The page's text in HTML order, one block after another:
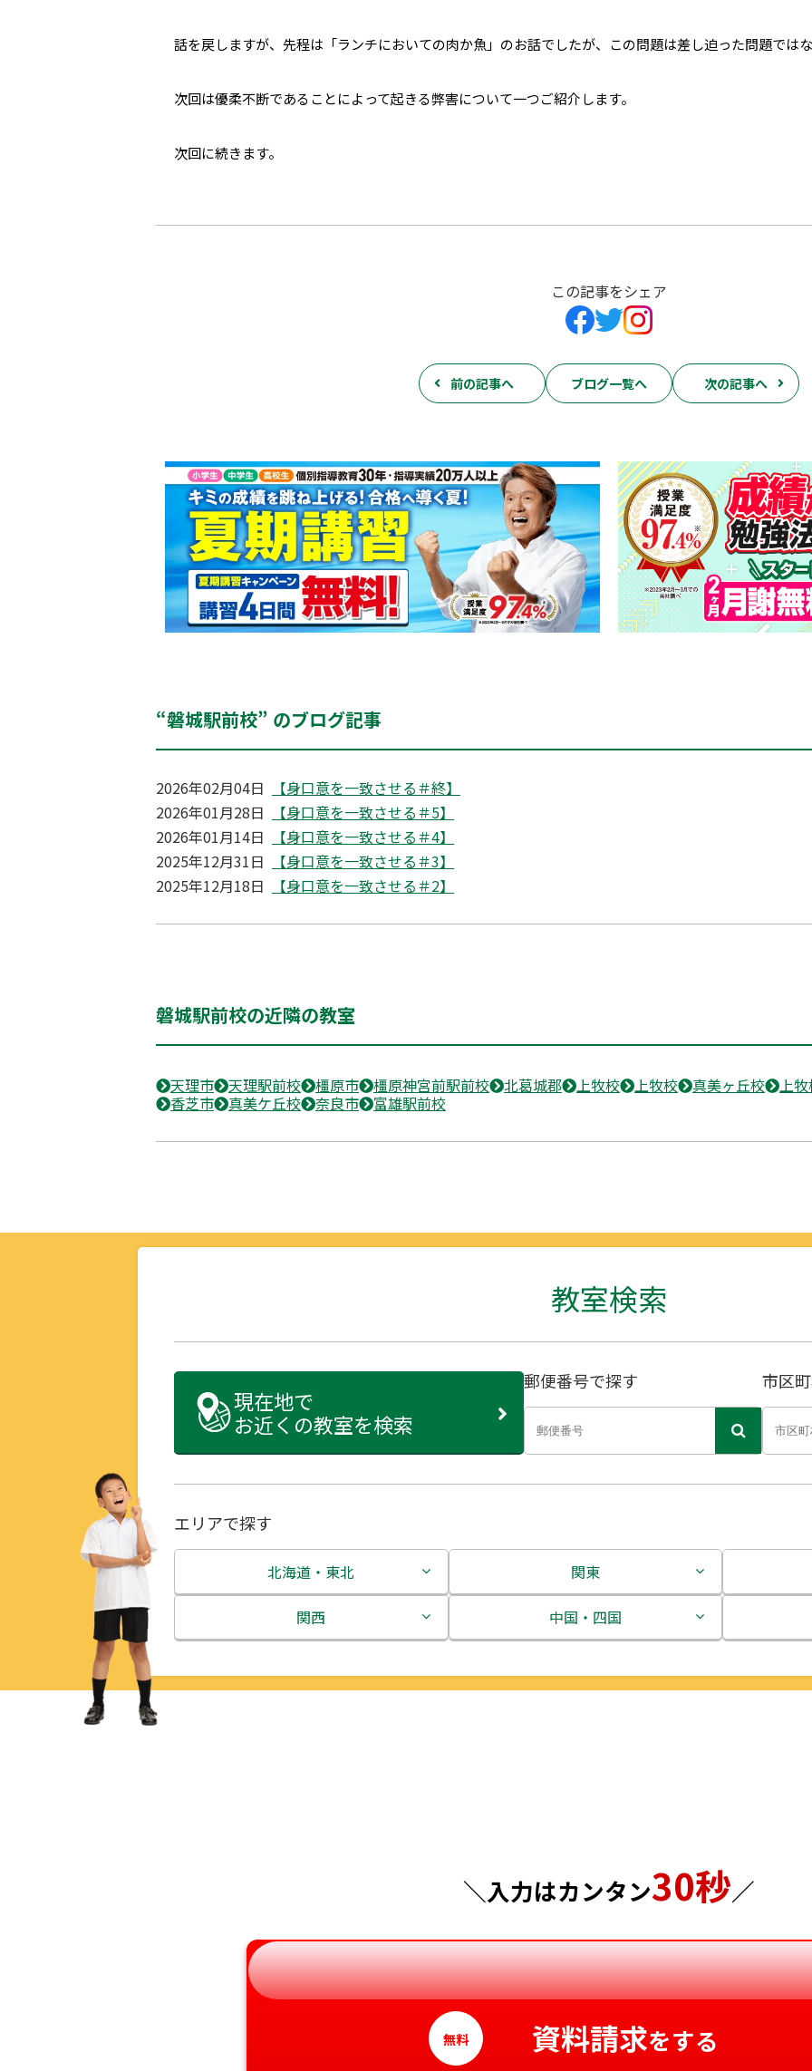
話を戻しますが、先程は「ランチにおいての肉か魚」のお話でしたが、この問題は差し迫った問題では
次回は優柔不断であることによって起きる弊害について一つご紹介します。
次回に続きます。
この記事をシェア
前の記事へ ブログ一覧へ 次の記事へ
“磐城駅前校” のブログ記事
2026年02月04日
【身口意を一致させる＃終】
2026年01月28日
【身口意を一致させる＃5】
2026年01月14日
【身口意を一致させる＃4】
2025年12月31日
【身口意を一致させる＃3】
2025年12月18日
【身口意を一致させる＃2】
磐城駅前校の近隣の教室
天理市 天理駅前校 橿原市 橿原神宮前駅前校 北葛城郡 上牧校 上牧校 真美ヶ丘校 上
香芝市
真美ケ丘校 奈良市 富雄駅前校
教室検索
現在地で
お近くの教室を検索
郵便番号で探す 市区
エリアで探す
北海道・東北
北海道
関東
茨城県
神奈川県
関西
中国・四国
徳島県
愛媛県
＼入力はカンタン30秒／
無料 資料請求をする